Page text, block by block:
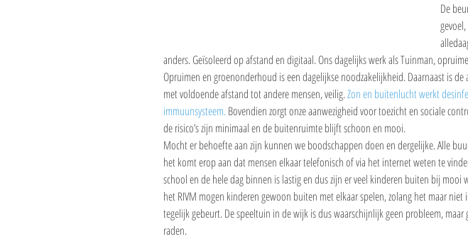
De
anders. Geïsoleerd op afstand en digitaal. Ons dagelijks werk als Tuinman,
Opruimen en groenonderhoud is een dagelijkse noodzakelijkheid. Daarnaast is
met voldoende afstand tot andere mensen, veilig. Zon en buitenlucht werkt
immuunsysteem. Bovendien zorgt onze aanwezigheid voor toezicht en sociale
de risico’s zijn minimaal en de buitenruimte blijft schoon en mooi.
Mocht er behoefte aan zijn kunnen we boodschappen doen en dergelijke. Alle
het komt erop aan dat mensen elkaar telefonisch of via het internet weten te
school en de hele dag binnen is lastig en dus zijn er veel kinderen buiten bij mooi
het RIVM mogen kinderen gewoon buiten met elkaar spelen, zolang het maar
tegelijk gebeurt. De speeltuin in de wijk is dus waarschijnlijk geen probleem,
raden.